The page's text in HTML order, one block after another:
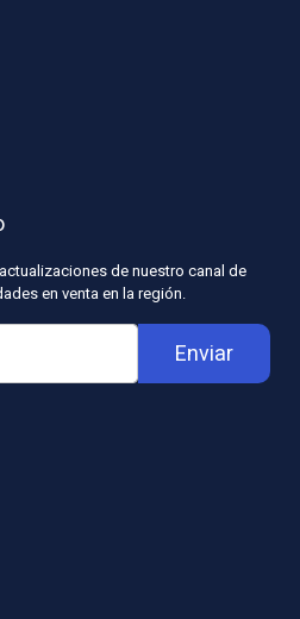
de nuestro canal de
en venta en la región.
Enviar